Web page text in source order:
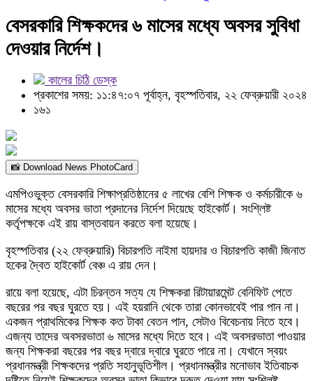
বেসরকারি শিক্ষকদের ৬ মাসের মধ্যে অবসর সুবিধা
দেওয়ার নির্দেশ।
কালের চিঠি ডেস্ক
প্রকাশের সময়: ১১:৪৭:০৭ পূর্বাহ্ন, বৃহস্পতিবার, ২২ ফেব্রুয়ারী ২০২৪
১৬১
📸 Download News PhotoCard
এমপিওভুক্ত বেসরকারি শিক্ষাপ্রতিষ্ঠানের ৫ লাখের বেশি শিক্ষক ও কর্মচারীকে ৬
মাসের মধ্যে অবসর ভাতা প্রদানের নির্দেশ দিয়েছে হাইকোর্ট। সংশ্লিষ্ট
কর্তৃপক্ষকে এই রায় বাস্তবায়ন করতে বলা হয়েছে।
বৃহস্পতিবার (২২ ফেব্রুয়ারি) বিচারপতি নাইমা হায়দার ও বিচারপতি কাজী জিনাত
হকের দ্বৈত হাইকোর্ট বেঞ্চ এ রায় দেন।
রায়ে বলা হয়েছে, এটা চিরন্তন সত্য যে শিক্ষকরা রিটায়ারমেন্ট বেনিফিট পেতে
বছরের পর বছর ঘুরতে হয়। এই হয়রানি থেকে তারা কোনভাবেই পার পান না।
একজন প্রাথমিকের শিক্ষক কত টাকা বেতন পান, সেটাও বিবেচনায় নিতে হবে।
এজন্য তাদের অবসরভাতা ৬ মাসের মধ্যে দিতে হবে। এই অবসরভাতা পাওয়ার
জন্য শিক্ষকরা বছরের পর বছর দ্বারে দ্বারে ঘুরতে পারে না। যেখানে স্বয়ং
প্রধানমন্ত্রী শিক্ষকদের প্রতি সহানুভূতিশীল। প্রধানমন্ত্রীর মনোভাব ইতিবাচক